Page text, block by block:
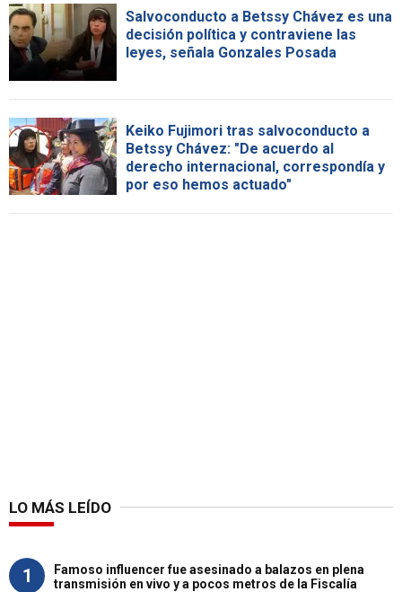
Salvoconducto a Betssy Chávez es una
decisión política y contraviene las
leyes, señala Gonzales Posada
Keiko Fujimori tras salvoconducto a
Betssy Chávez: "De acuerdo al
derecho internacional, correspondía y
por eso hemos actuado"
LO MÁS LEÍDO
1
Famoso influencer fue asesinado a balazos en plena
transmisión en vivo y a pocos metros de la Fiscalía